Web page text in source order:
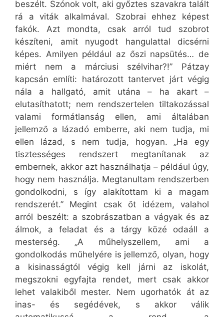
beszélt. Szónok volt, aki győztes szavakra talált
rá a viták alkalmával. Szobrai ehhez képest
fakók. Azt mondta, csak arról tud szobrot
készíteni, amit nyugodt hangulattal dicsérni
képes. Amilyen például az őszi napsütés… de
miért nem a márciusi szélvihar?!” Pátzay
kapcsán említi: határozott tantervet járt végig
nála a hallgató, amit utána – ha akart –
elutasíthatott; nem rendszertelen tiltakozással
valami formátlanság ellen, ami általában
jellemző a lázadó emberre, aki nem tudja, mi
ellen lázad, s nem tudja, hogyan. „Ha egy
tisztességes rendszert megtanítanak az
embernek, akkor azt használhatja – például úgy,
hogy nem használja. Megtanultam rendszerben
gondolkodni, s így alakítottam ki a magam
rendszerét.” Megint csak őt idézem, valahol
arról beszélt: a szobrászatban a vágyak és az
álmok, a feladat és a tárgy közé odaáll a
mesterség. „A műhelyszellem, ami a
gondolkodás műhelyére is jellemző, olyan, hogy
a kisinasságtól végig kell járni az iskolát,
megszokni egyfajta rendet, mert csak akkor
lehet valakiből mester. Nem ugorhatók át az
inas- és segédévek, s akkor válik